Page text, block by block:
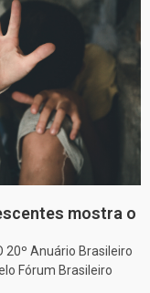
mostra o
20º Anuário Brasileiro
Fórum Brasileiro